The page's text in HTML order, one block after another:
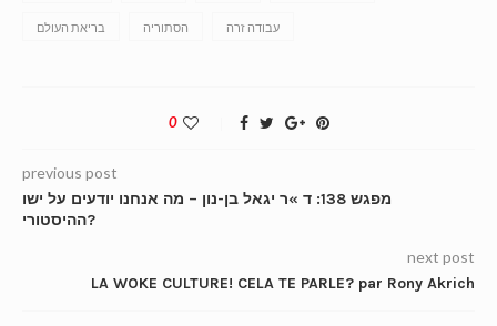
בריאת העולם הסתוריה עבודה זרה
0
previous post
מפגש 138: ד »ר יגאל בן-נון – מה אנחנו יודעים על ישו
ההיסטורי?
next post
LA WOKE CULTURE! CELA TE PARLE? par Rony Akrich